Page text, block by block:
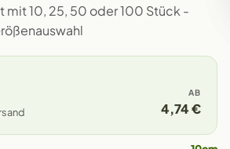
mit 10, 25, 50 oder 100 Stück -
AB
4,74 €